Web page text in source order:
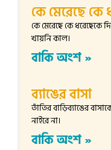
কে মেরেছে কে
কে মেরেছে কে ধরেছেকে
খায়নি কাল।
বাকি অংশ »
ব্যাঙের বাসা
তাঁতির বাড়িব্যাঙের
নাইরে না।
বাকি অংশ »